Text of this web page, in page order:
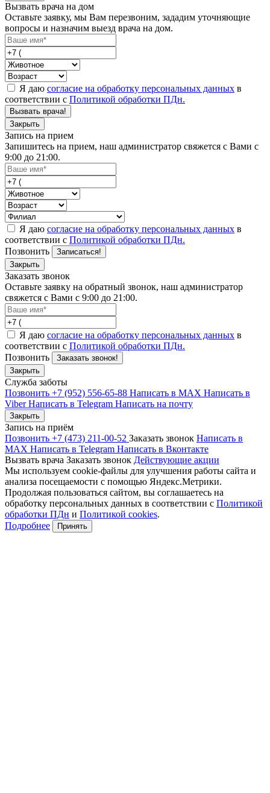
Вызвать врача на дом
Оставьте заявку, мы Вам перезвоним, зададим уточняющие
вопросы и назначим выезд врача на дом.
Я даю согласие на обработку персональных данных в
соответствии с Политикой обработки ПДн.
Вызвать врача!
Закрыть
Запись на прием
Запишитесь на прием, наш администратор свяжется с Вами с
9:00 до 21:00.
Я даю согласие на обработку персональных данных в
соответствии с Политикой обработки ПДн.
Позвонить
Записаться!
Закрыть
Заказать звонок
Оставьте заявку на обратный звонок, наш администратор
свяжется с Вами с 9:00 до 21:00.
Я даю согласие на обработку персональных данных в
соответствии с Политикой обработки ПДн.
Позвонить
Заказать звонок!
Закрыть
Служба заботы
Позвонить +7 (952) 556-65-88 Написать в MAX Написать в
ViberНаписать в Telegram Написать на почту
Закрыть
Запись на приём
Позвонить +7 (473) 211-00-52 Заказать звонок Написать в
MAX Написать в Telegram Написать в Вконтакте
Вызвать врача Заказать звонок Действующие акции
Мы используем cookie-файлы для улучшения работы сайта и
анализа посещаемости с помощью Яндекс.Метрики.
Продолжая пользоваться сайтом, вы соглашаетесь на
обработку персональных данных в соответствии с Политикой
обработки ПДн и Политикой cookies.
Подробнее
Принять